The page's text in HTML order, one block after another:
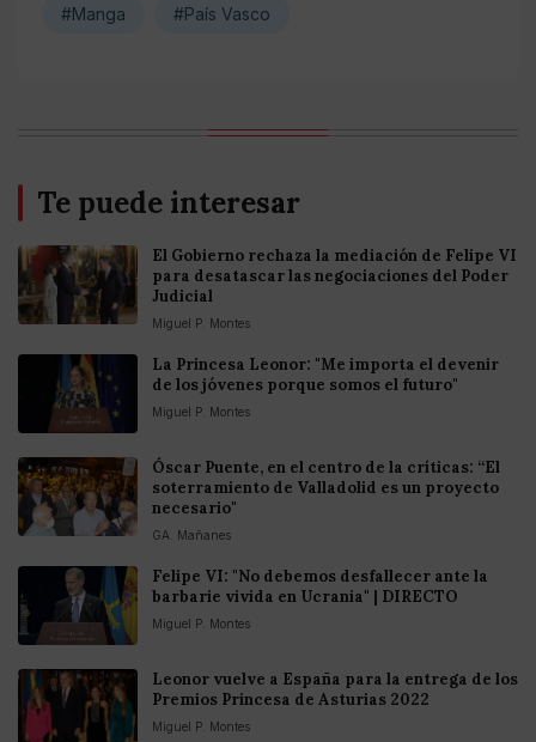
#Manga #País Vasco
Te puede interesar
El Gobierno rechaza la mediación de Felipe VI
para desatascar las negociaciones del Poder
Judicial
Miguel P. Montes
La Princesa Leonor: "Me importa el devenir
de los jóvenes porque somos el futuro"
Miguel P. Montes
Óscar Puente, en el centro de la críticas: “El
soterramiento de Valladolid es un proyecto
necesario"
GA. Mañanes
Felipe VI: "No debemos desfallecer ante la
barbarie vivida en Ucrania" | DIRECTO
Miguel P. Montes
Leonor vuelve a España para la entrega de los
Premios Princesa de Asturias 2022
Miguel P. Montes